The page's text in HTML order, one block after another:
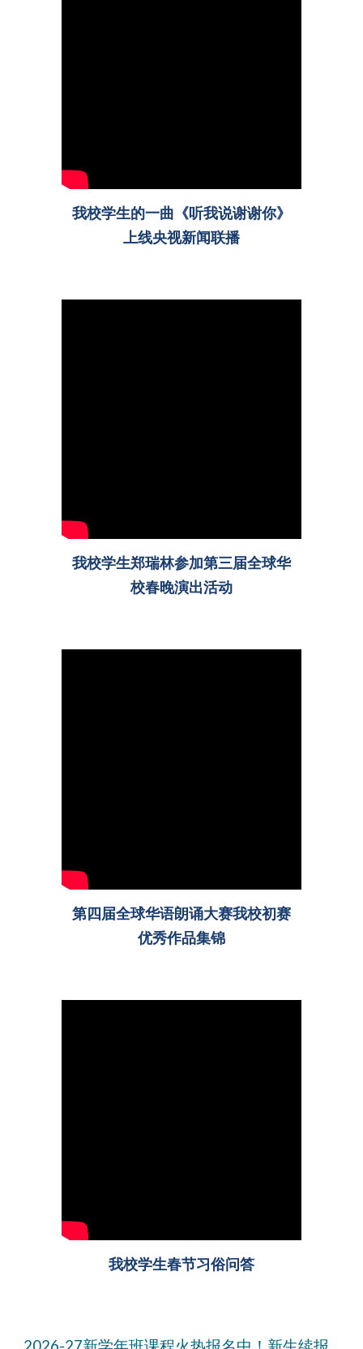
我校学生的一曲《听我说谢谢你》
上线央视新闻联播
我校学生郑瑞林参加第三届全球华
校春晚演出活动
第四届全球华语朗诵大赛我校初赛
优秀作品集锦
我校学生春节习俗问答